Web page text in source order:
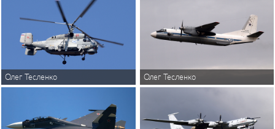
Олег Тесленко Олег Тесленко